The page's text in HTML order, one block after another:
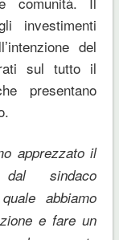
investimenti
del
sul tutto il
presentano
apprezzato il
sindaco
abbiamo
e fare un